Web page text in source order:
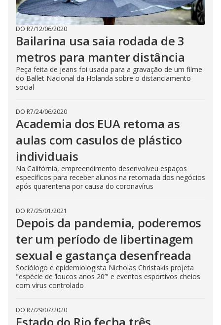
DO R7/12/06/2020
Bailarina usa saia rodada de 3
metros para manter distância
Peça feita de jeans foi usada para a gravação de um filme
do Ballet Nacional da Holanda sobre o distanciamento
social
DO R7/24/06/2020
Academia dos EUA retoma as
aulas com casulos de plástico
individuais
Na Califórnia, empreendimento desenvolveu espaços
específicos para receber alunos na retomada dos negócios
após quarentena por causa do coronavírus
DO R7/25/01/2021
Depois da pandemia, poderemos
ter um período de libertinagem
sexual e gastança desenfreada
Sociólogo e epidemiologista Nicholas Christakis projeta
"espécie de ‘loucos anos 20’" e eventos esportivos cheios
com vírus controlado
DO R7/29/07/2020